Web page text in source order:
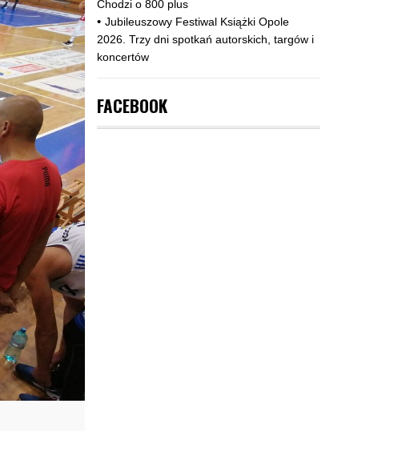
Chodzi o 800 plus
Jubileuszowy Festiwal Książki Opole
2026. Trzy dni spotkań autorskich, targów i
koncertów
FACEBOOK